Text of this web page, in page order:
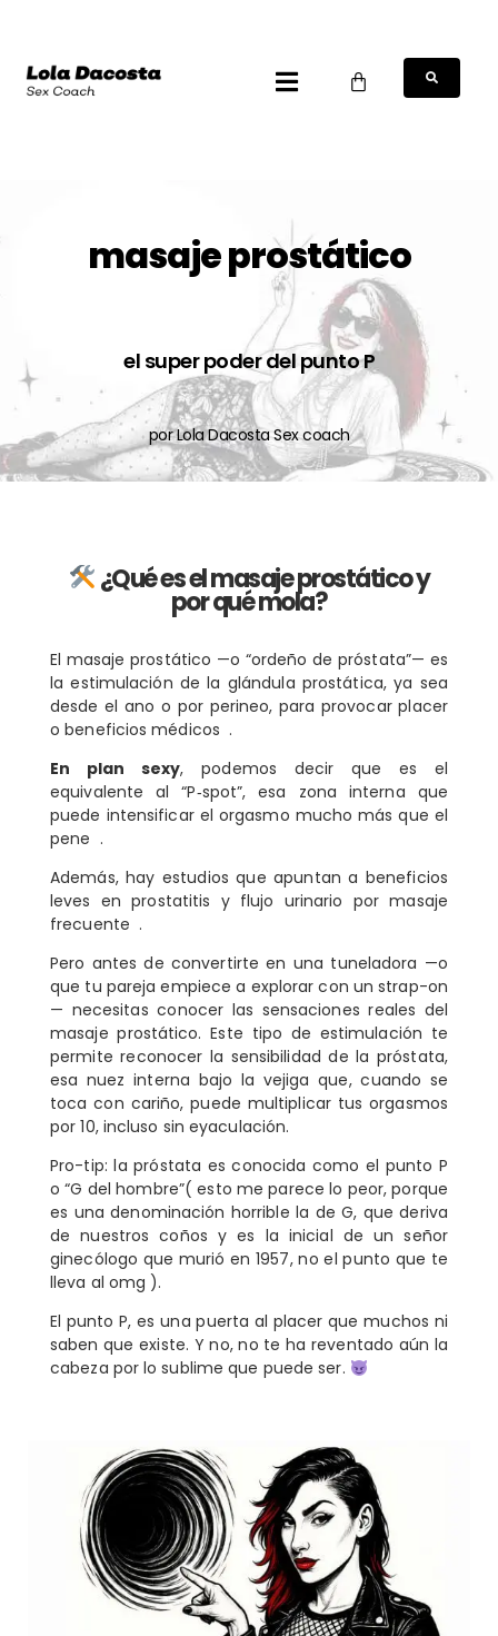
masaje prostático
el super poder del punto P
por Lola Dacosta Sex coach
¿Qué es el masaje prostático y
por qué mola?
El masaje prostático —o “ordeño de próstata”— es
la estimulación de la glándula prostática, ya sea
desde el ano o por perineo, para provocar placer
o beneficios médicos .
En plan sexy, podemos decir que es el
equivalente al “P‑spot”, esa zona interna que
puede intensificar el orgasmo mucho más que el
pene .
Además, hay estudios que apuntan a beneficios
leves en prostatitis y flujo urinario por masaje
frecuente .
Pero antes de convertirte en una tuneladora —o
que tu pareja empiece a explorar con un strap-on
— necesitas conocer las sensaciones reales del
masaje prostático. Este tipo de estimulación te
permite reconocer la sensibilidad de la próstata,
esa nuez interna bajo la vejiga que, cuando se
toca con cariño, puede multiplicar tus orgasmos
por 10, incluso sin eyaculación.
Pro-tip: la próstata es conocida como el punto P
o “G del hombre”( esto me parece lo peor, porque
es una denominación horrible la de G, que deriva
de nuestros coños y es la inicial de un señor
ginecólogo que murió en 1957, no el punto que te
lleva al omg ).
El punto P, es una puerta al placer que muchos ni
saben que existe. Y no, no te ha reventado aún la
cabeza por lo sublime que puede ser.